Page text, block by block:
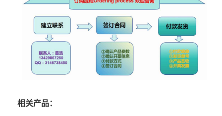
相关产品：